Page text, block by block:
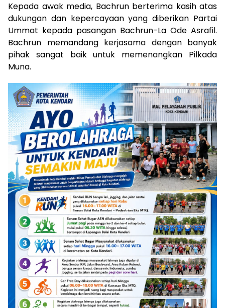
Kepada awak media, Bachrun berterima kasih atas
dukungan dan kepercayaan yang diberikan Partai
Ummat kepada pasangan Bachrun-La Ode Asrafil.
Bachrun memandang kerjasama dengan banyak
pihak sangat baik untuk memenangkan Pilkada
Muna.